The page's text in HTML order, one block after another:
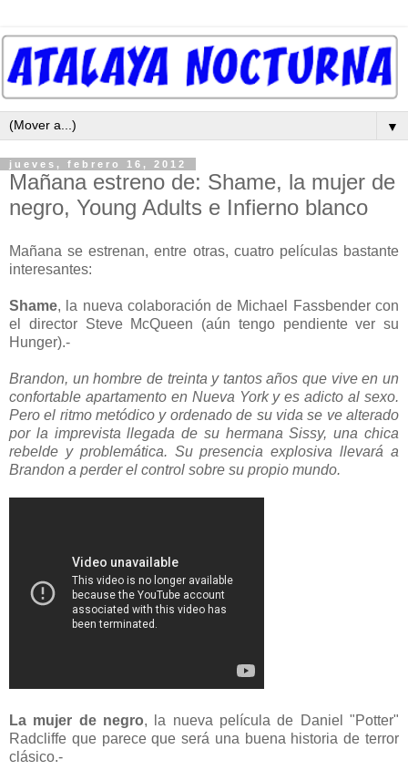
▼
jueves, febrero 16, 2012
Mañana estreno de: Shame, la mujer de
negro, Young Adults e Infierno blanco
Mañana se estrenan, entre otras, cuatro películas bastante
interesantes:
Shame, la nueva colaboración de Michael Fassbender con
el director Steve McQueen (aún tengo pendiente ver su
Hunger).-
Brandon, un hombre de treinta y tantos años que vive en un
confortable apartamento en Nueva York y es adicto al sexo.
Pero el ritmo metódico y ordenado de su vida se ve alterado
por la imprevista llegada de su hermana Sissy, una chica
rebelde y problemática. Su presencia explosiva llevará a
Brandon a perder el control sobre su propio mundo.
La mujer de negro, la nueva película de Daniel "Potter"
Radcliffe que parece que será una buena historia de terror
clásico.-